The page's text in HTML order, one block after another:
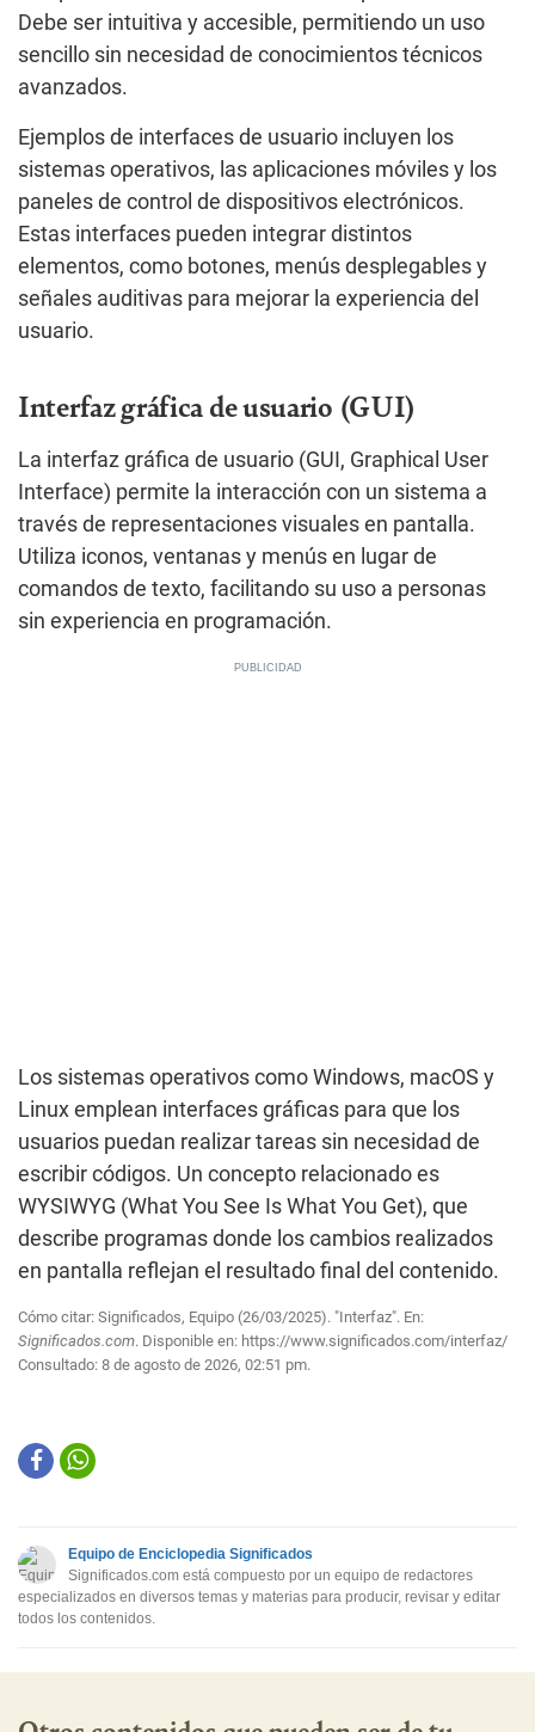
Debe ser intuitiva y accesible, permitiendo un uso
sencillo sin necesidad de conocimientos técnicos
avanzados.
Ejemplos de interfaces de usuario incluyen los
sistemas operativos, las aplicaciones móviles y los
paneles de control de dispositivos electrónicos.
Estas interfaces pueden integrar distintos
elementos, como botones, menús desplegables y
señales auditivas para mejorar la experiencia del
usuario.
Interfaz gráfica de usuario (GUI)
La interfaz gráfica de usuario (GUI, Graphical User
Interface) permite la interacción con un sistema a
través de representaciones visuales en pantalla.
Utiliza iconos, ventanas y menús en lugar de
comandos de texto, facilitando su uso a personas
sin experiencia en programación.
Los sistemas operativos como Windows, macOS y
Linux emplean interfaces gráficas para que los
usuarios puedan realizar tareas sin necesidad de
escribir códigos. Un concepto relacionado es
WYSIWYG (What You See Is What You Get), que
describe programas donde los cambios realizados
en pantalla reflejan el resultado final del contenido.
Cómo citar: Significados, Equipo (26/03/2025). "Interfaz". En:
Significados.com. Disponible en: https://www.significados.com/interfaz/
Consultado: 8 de agosto de 2026, 02:51 pm.
Equipo de Enciclopedia Significados
Significados.com está compuesto por un equipo de redactores
especializados en diversos temas y materias para producir, revisar y editar
todos los contenidos.